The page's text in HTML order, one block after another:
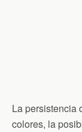
La persistencia
colores, la